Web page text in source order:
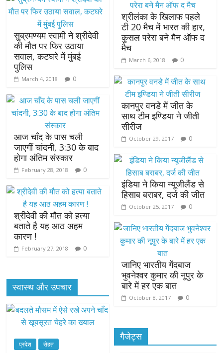
सुब्रमण्यम स्वामी ने श्रीदेवी
की मौत पर फिर उठाया
सवाल, कटघरे में मुंबई
पुलिस
March 4, 2018 0
आज चाँद के पास चली
जाएगीं चांदनी, 3:30 के बाद
होगा अंतिम संस्कार
February 28, 2018 0
श्रीदेवी की मौत को हत्या
बताते है यह आठ अहम
कारण !
February 27, 2018 0
स्वास्थ और उपचार
प्रदेश सेहत
श्रीलंका के खिलाफ पहले
टी 20 मैच में भारत की हार,
कुसल परेरा बने मैन ऑफ द
मैच
March 6, 2018 0
कानपुर वनडे में जीत के
साथ टीम इण्डिया ने जीती
सीरीज
October 29, 2017 0
इंडिया ने किया न्यूजीलैंड से
हिसाब बराबर, दर्ज की जीत
October 25, 2017 0
जानिए भारतीय गेंदबाज
भुवनेश्वर कुमार की नूपुर के
बारे में हर एक बात
October 8, 2017 0
गैजेट्स